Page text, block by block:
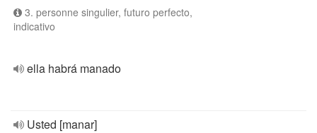
3. personne singulier, futuro perfecto,
indicativo
ella habrá manado
Usted [manar]